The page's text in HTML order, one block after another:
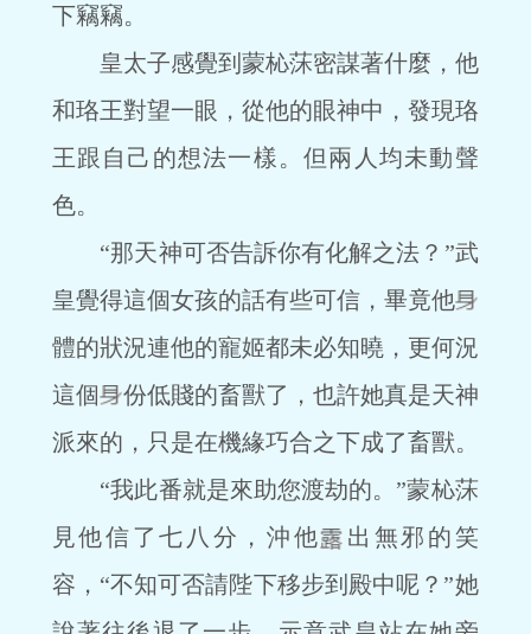
下竊竊。
皇太子感覺到蒙杺莯密謀著什麼，他
和珞王對望一眼，從他的眼神中，發現珞
王跟自己的想法一樣。但兩人均未動聲
色。
“那天神可否告訴你有化解之法？”武
皇覺得這個女孩的話有些可信，畢竟他
體的狀況連他的寵姬都未必知曉，更何況
這個
份低賤的畜獸了，也許她真是天神
派來的，只是在機緣巧合之下成了畜獸。
“我此番就是來助您渡劫的。”蒙杺莯
見他信了七八分，沖他
出無邪的笑
容，“不知可否請陛下移步到殿中呢？”她